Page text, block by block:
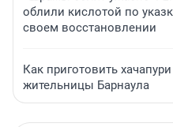
облили кислотой по
своем восстановлении
Как приготовить
жительницы Барнаула